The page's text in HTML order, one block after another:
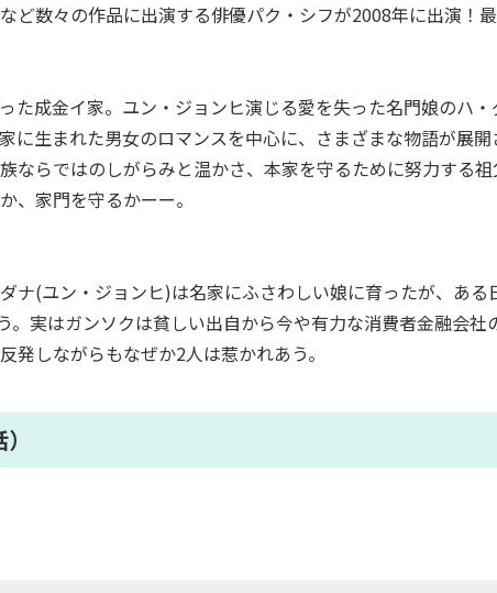
ど数々の作品に出演する俳優パク・シフが2008年に出演！
た成金イ家。ユン・ジョンヒ演じる愛を失った名門娘のハ
に生まれた男女のロマンスを中心に、さまざまな物語が展
ならではのしがらみと温かさ、本家を守るために努力する
、家門を守るかーー。
ナ(ユン・ジョンヒ)は名家にふさわしい娘に育ったが、あ
。実はガンソクは貧しい出自から今や有力な消費者金融会
発しながらもなぜか2人は惹かれあう。